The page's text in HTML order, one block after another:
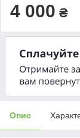
4 000 ₴
Опис